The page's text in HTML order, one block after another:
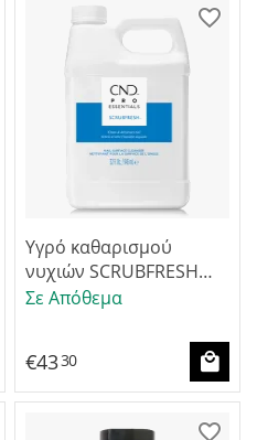
Υγρό καθαρισμού
νυχιών SCRUBFRESH
946ml
Σε Απόθεμα
€4330